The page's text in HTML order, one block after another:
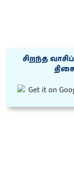
சிறந்த